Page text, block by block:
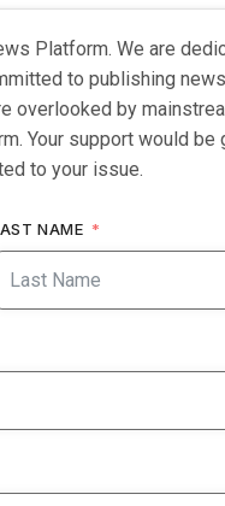
Platform. We are
to publishing
overlooked by
Your support would
to your issue.
NAME